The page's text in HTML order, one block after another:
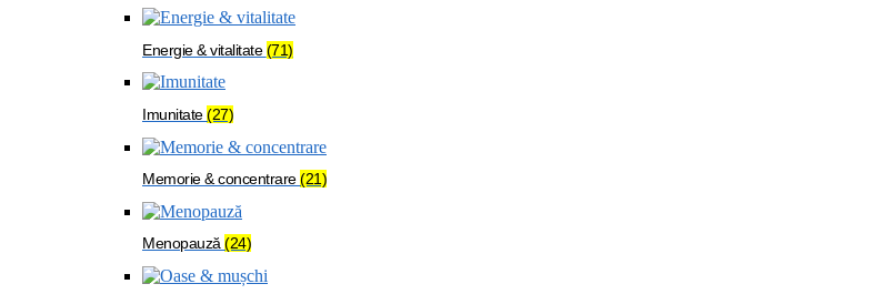
Energie & vitalitate(71)
Imunitate(27)
Memorie & concentrare(21)
Menopauză(24)